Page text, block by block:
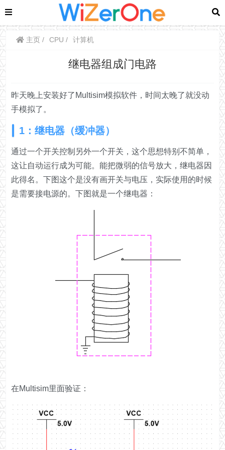
主页 CPU 计算机
继电器组成门电路
昨天晚上安装好了Multisim模拟软件，时间太晚了就没动
手模拟了。
1：继电器（缓冲器）
通过一个开关控制另外一个开关，这个思想特别不简单，
这让自动运行成为可能。能把微弱的信号放大，继电器因
此得名。下图这个是没有画开关与电压，实际使用的时候
是需要接电源的。下图就是一个继电器：
在Multisim里面验证：